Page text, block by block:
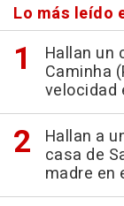
Lo más leído
Hallan un
Caminha
velocidad
Hallan a
casa de
madre en